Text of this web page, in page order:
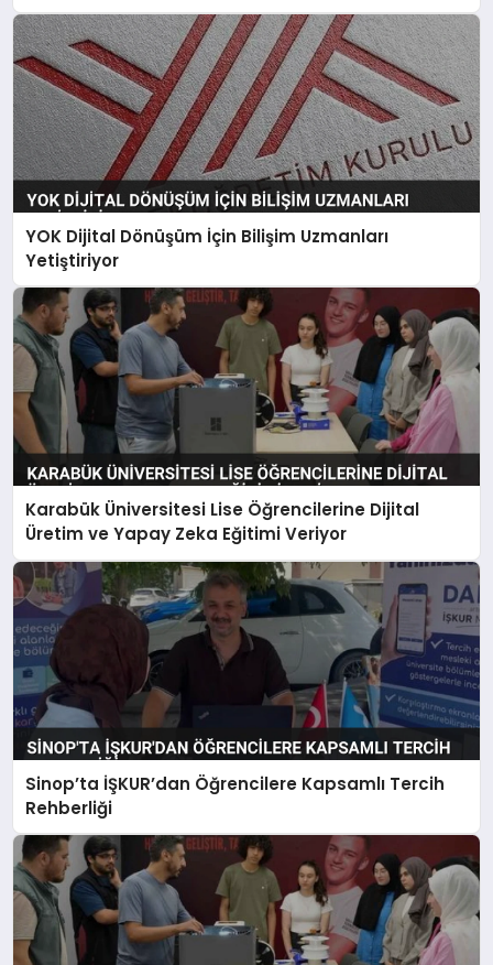
YOK Dijital Dönüşüm İçin Bilişim Uzmanları
Yetiştiriyor
Karabük Üniversitesi Lise Öğrencilerine Dijital
Üretim ve Yapay Zeka Eğitimi Veriyor
Sinop’ta İŞKUR’dan Öğrencilere Kapsamlı Tercih
Rehberliği